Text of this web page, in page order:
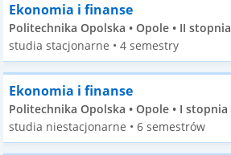
Ekonomia i finanse
Politechnika Opolska • Opole • II stopnia
studia stacjonarne • 4 semestry
Ekonomia i finanse
Politechnika Opolska • Opole • I stopnia
studia niestacjonarne • 6 semestrów